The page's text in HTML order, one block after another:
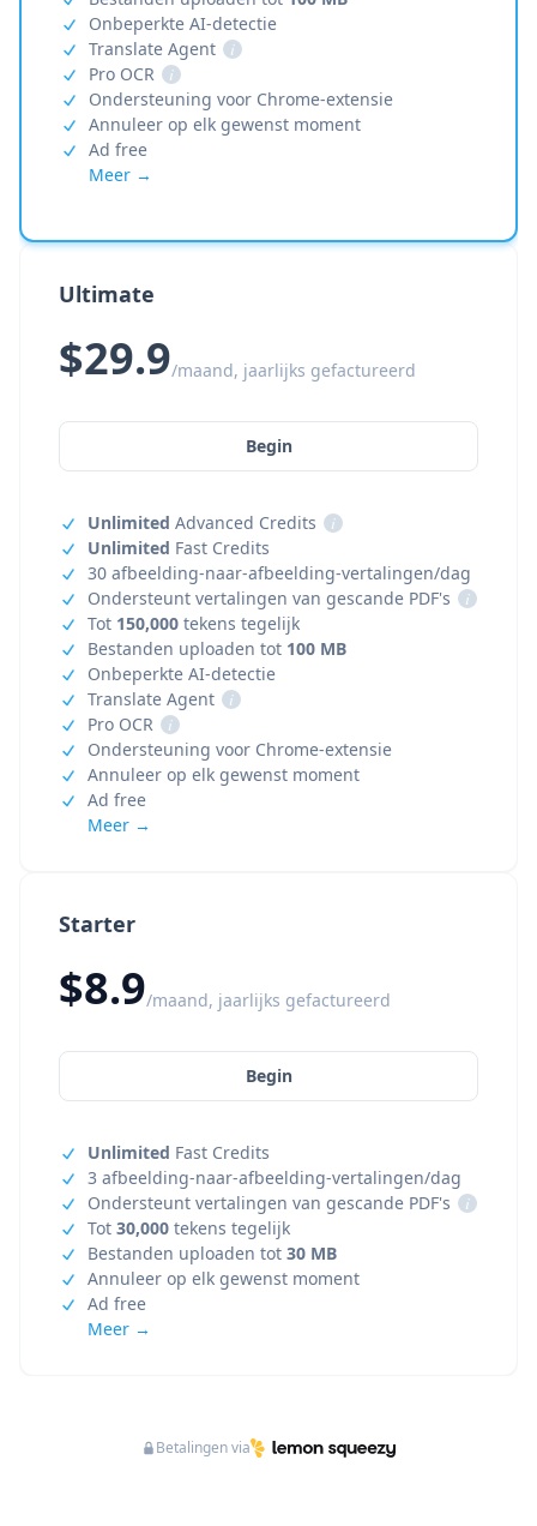
Starter
$8.9/maand, jaarlijks gefactureerd
Begin
Unlimited Fast Credits
3 afbeelding-naar-afbeelding-vertalingen/dag
Ondersteunt vertalingen van gescande PDF's
i
Tot 30,000 tekens tegelijk
Bestanden uploaden tot 30 MB
Annuleer op elk gewenst moment
Ad free
Meer →
Onbeperkte AI-detectie
Translate Agent
i
Pro OCR
i
Ondersteuning voor Chrome-extensie
Annuleer op elk gewenst moment
Ad free
Meer →
Ultimate
$29.9/maand, jaarlijks gefactureerd
Begin
Unlimited Advanced Credits
i
Unlimited Fast Credits
30 afbeelding-naar-afbeelding-vertalingen/dag
Ondersteunt vertalingen van gescande PDF's
i
Tot 150,000 tekens tegelijk
Bestanden uploaden tot 100 MB
Onbeperkte AI-detectie
Translate Agent
i
Pro OCR
i
Ondersteuning voor Chrome-extensie
Annuleer op elk gewenst moment
Ad free
Meer →
Betalingen via